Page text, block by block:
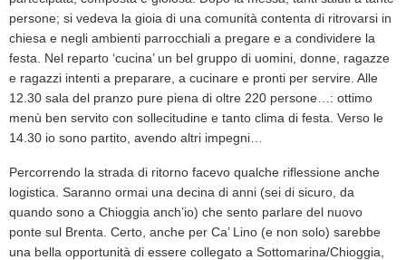
persone; si vedeva la gioia di una comunità contenta di ritrovarsi in
chiesa e negli ambienti parrocchiali a pregare e a condividere la
festa. Nel reparto ‘cucina’ un bel gruppo di uomini, donne, ragazze
e ragazzi intenti a preparare, a cucinare e pronti per servire. Alle
12.30 sala del pranzo pure piena di oltre 220 persone…: ottimo
menù ben servito con sollecitudine e tanto clima di festa. Verso le
14.30 io sono partito, avendo altri impegni…
Percorrendo la strada di ritorno facevo qualche riflessione anche
logistica. Saranno ormai una decina di anni (sei di sicuro, da
quando sono a Chioggia anch’io) che sento parlare del nuovo
ponte sul Brenta. Certo, anche per Ca’ Lino (e non solo) sarebbe
una bella opportunità di essere collegato a Sottomarina/Chioggia,